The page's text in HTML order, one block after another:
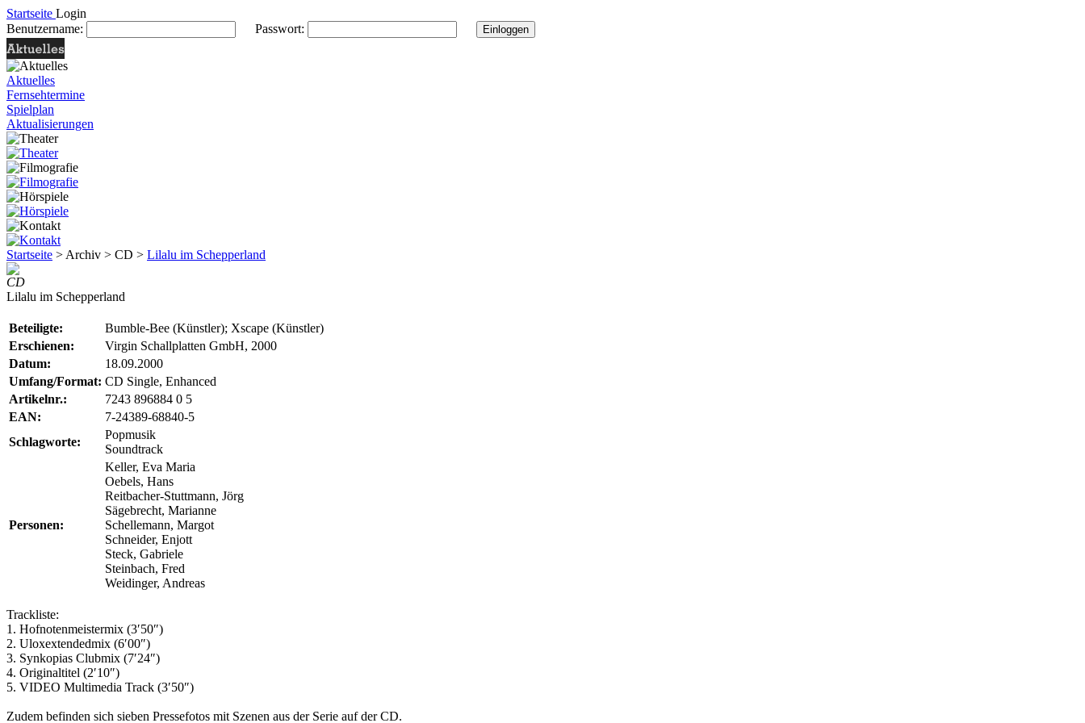
Startseite Login
Benutzername:
Passwort:
Aktuelles
Fernsehtermine
Spielplan
Aktualisierungen
Startseite > Archiv > CD > Lilalu im Schepperland
CD
Lilalu im Schepperland
Beteiligte:
Bumble-Bee (Künstler); Xscape (Künstler)
Erschienen:
Virgin Schallplatten GmbH, 2000
Datum:
18.09.2000
Umfang/Format: CD Single, Enhanced
Artikelnr.:
7243 896884 0 5
EAN:
7-24389-68840-5
Schlagworte:
Popmusik
Soundtrack
Personen:
Keller, Eva Maria
Oebels, Hans
Reitbacher-Stuttmann, Jörg
Sägebrecht, Marianne
Schellemann, Margot
Schneider, Enjott
Steck, Gabriele
Steinbach, Fred
Weidinger, Andreas
Trackliste:
1. Hofnotenmeistermix (3′50″)
2. Uloxextendedmix (6′00″)
3. Synkopias Clubmix (7′24″)
4. Originaltitel (2′10″)
5. VIDEO Multimedia Track (3′50″)
Zudem befinden sich sieben Pressefotos mit Szenen aus der Serie auf der CD.